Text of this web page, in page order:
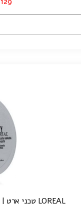
LOREAL טכני ארט | חימר קרמי עדין דנסיטי מטריאל | 100 מ"ל